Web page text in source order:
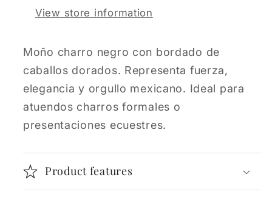
View store information
Moño charro negro con bordado de
caballos dorados. Representa fuerza,
elegancia y orgullo mexicano. Ideal para
atuendos charros formales o
presentaciones ecuestres.
Product features